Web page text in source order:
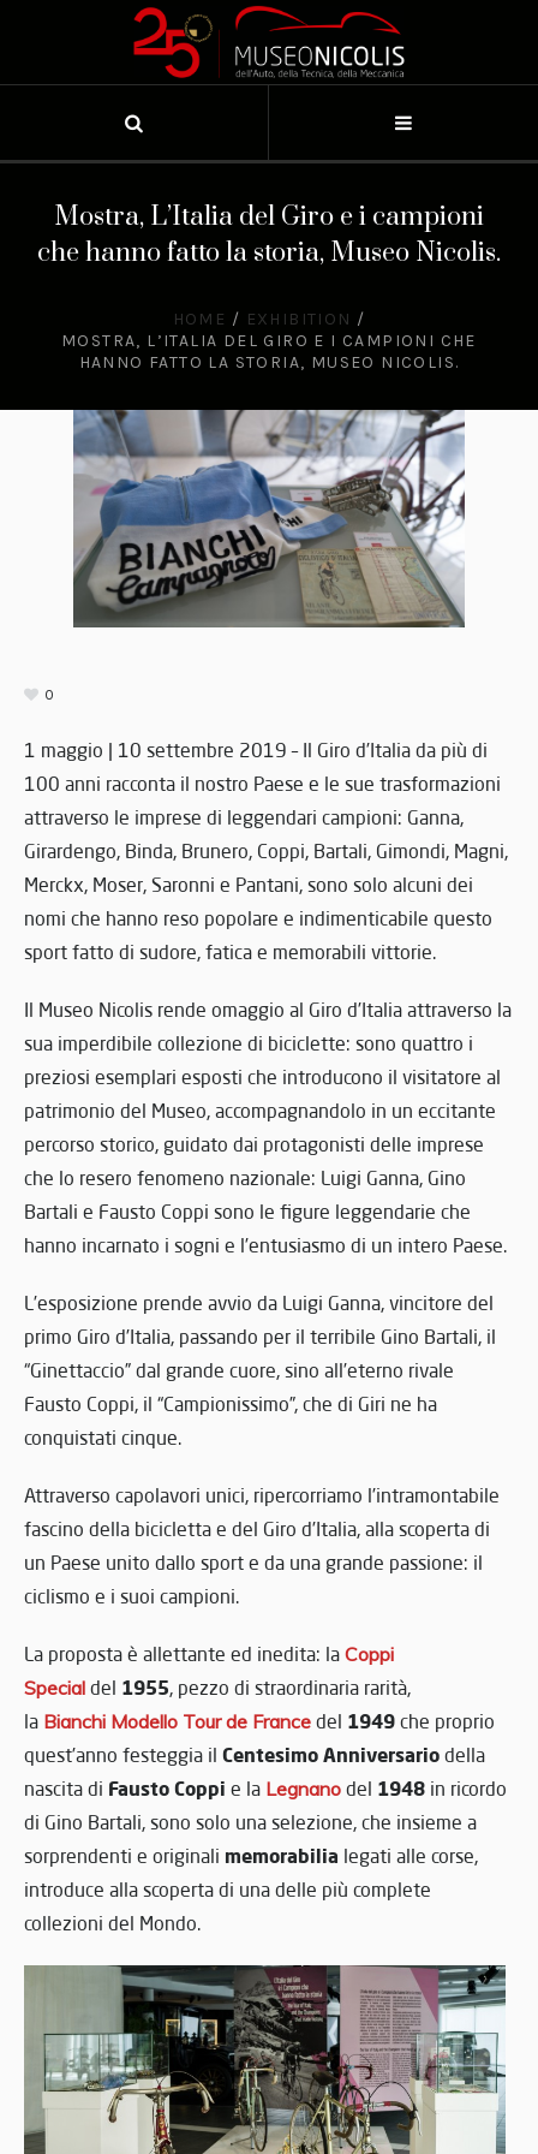
Mostra, L’Italia del Giro e i campioni
che hanno fatto la storia, Museo Nicolis.
HOME / EXHIBITION /
MOSTRA, L’ITALIA DEL GIRO E I CAMPIONI CHE
HANNO FATTO LA STORIA, MUSEO NICOLIS.
0
1 maggio | 10 settembre 2019 – Il Giro d’Italia da più di
100 anni racconta il nostro Paese e le sue trasformazioni
attraverso le imprese di leggendari campioni: Ganna,
Girardengo, Binda, Brunero, Coppi, Bartali, Gimondi, Magni,
Merckx, Moser, Saronni e Pantani, sono solo alcuni dei
nomi che hanno reso popolare e indimenticabile questo
sport fatto di sudore, fatica e memorabili vittorie.
Il Museo Nicolis rende omaggio al Giro d’Italia attraverso la
sua imperdibile collezione di biciclette: sono quattro i
preziosi esemplari esposti che introducono il visitatore al
patrimonio del Museo, accompagnandolo in un eccitante
percorso storico, guidato dai protagonisti delle imprese
che lo resero fenomeno nazionale: Luigi Ganna, Gino
Bartali e Fausto Coppi sono le figure leggendarie che
hanno incarnato i sogni e l’entusiasmo di un intero Paese.
L’esposizione prende avvio da Luigi Ganna, vincitore del
primo Giro d’Italia, passando per il terribile Gino Bartali, il
“Ginettaccio” dal grande cuore, sino all’eterno rivale
Fausto Coppi, il “Campionissimo”, che di Giri ne ha
conquistati cinque.
Attraverso capolavori unici, ripercorriamo l’intramontabile
fascino della bicicletta e del Giro d’Italia, alla scoperta di
un Paese unito dallo sport e da una grande passione: il
ciclismo e i suoi campioni.
La proposta è allettante ed inedita: la Coppi
Special del 1955, pezzo di straordinaria rarità,
la Bianchi Modello Tour de France del 1949 che proprio
quest’anno festeggia il Centesimo Anniversario della
nascita di Fausto Coppi e la Legnano del 1948 in ricordo
di Gino Bartali, sono solo una selezione, che insieme a
sorprendenti e originali memorabilia legati alle corse,
introduce alla scoperta di una delle più complete
collezioni del Mondo.